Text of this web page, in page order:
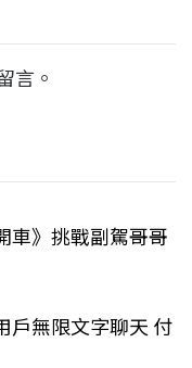
言。
車》挑戰副駕哥哥
戶無限文字聊天 付